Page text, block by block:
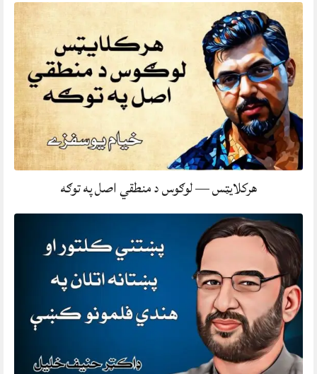
هرکلایټس — لوګوس د منطقي اصل په توګه